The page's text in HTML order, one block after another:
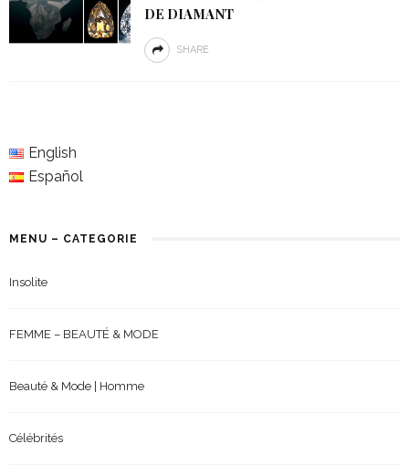
DE DIAMANT
SHARE
English
Español
MENU – CATEGORIE
Insolite
FEMME – BEAUTÉ & MODE
Beauté & Mode | Homme
Célébrités